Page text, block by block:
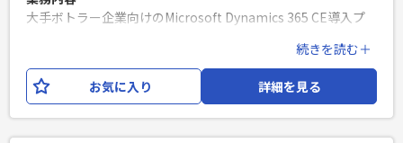
エンジニア複数人のチームでの開発経験
大手ボトラー企業向けのMicrosoft Dynamics 365 CE導入プ
管理）・Pricing（価格管理）・Rebate（リベート管理）領
域を中心に、要件定義および開発をご担当いただきます。
続きを読む＋
お気に入り 詳細を見る